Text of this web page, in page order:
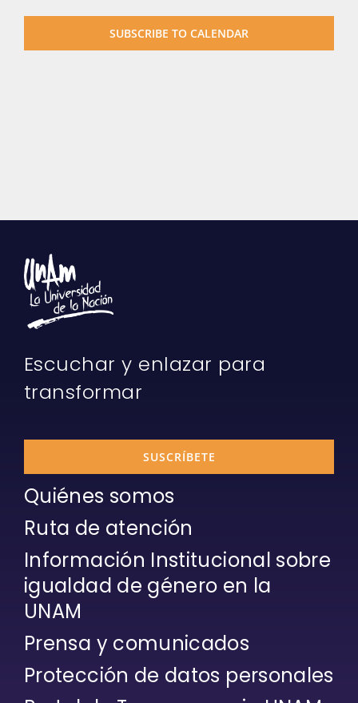
Publicaciones
SUBSCRIBE TO CALENDAR
Escuchar y enlazar para
transformar
SUSCRÍBETE
Quiénes somos
Ruta de atención
Información Institucional sobre
igualdad de género en la
UNAM
Prensa y comunicados
Protección de datos personales